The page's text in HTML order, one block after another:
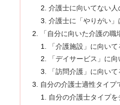
介護士に向いてない人
介護士に「やりがい」
「自分に向いた介護の職
「介護施設」に向いて
「デイサービス」に
「訪問介護」に向いて
自分の介護士適性タイプ
自分の介護士タイプを